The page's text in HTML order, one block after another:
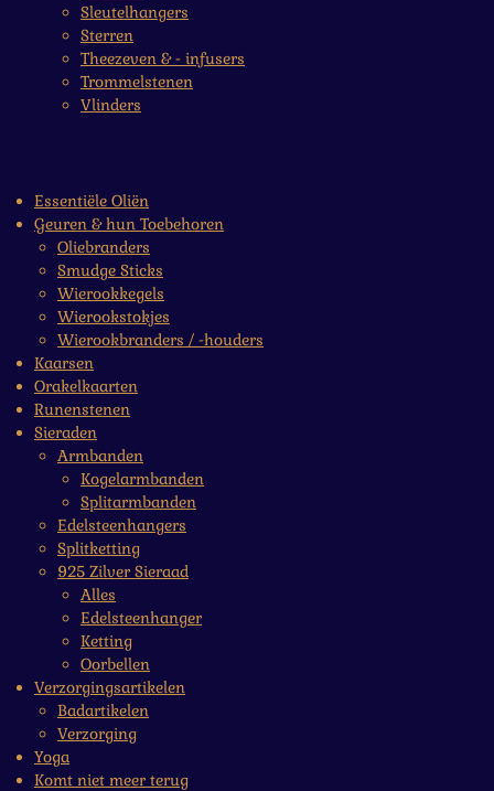
Sleutelhangers
Sterren
Theezeven & - infusers
Trommelstenen
Vlinders
Essentiële Oliën
Geuren & hun Toebehoren
Oliebranders
Smudge Sticks
Wierookkegels
Wierookstokjes
Wierookbranders / -houders
Kaarsen
Orakelkaarten
Runenstenen
Sieraden
Armbanden
Kogelarmbanden
Splitarmbanden
Edelsteenhangers
Splitketting
925 Zilver Sieraad
Alles
Edelsteenhanger
Ketting
Oorbellen
Verzorgingsartikelen
Badartikelen
Verzorging
Yoga
Komt niet meer terug